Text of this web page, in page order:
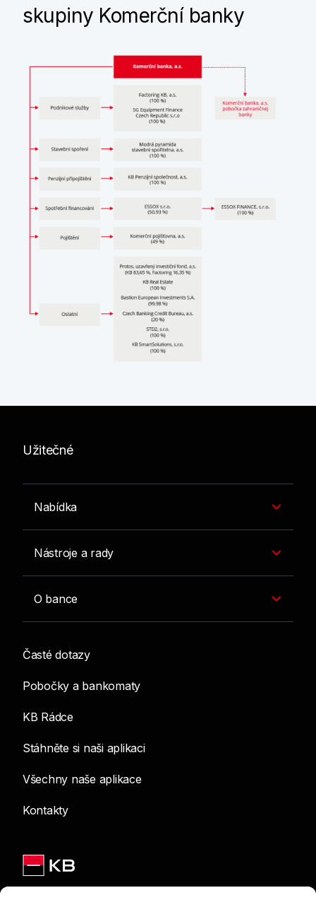
skupiny Komerční banky
Užitečné
Nabídka
Nástroje a rady
O bance
Časté dotazy
Pobočky a bankomaty
KB Rádce
Stáhněte si naši aplikaci
Všechny naše aplikace
Kontakty